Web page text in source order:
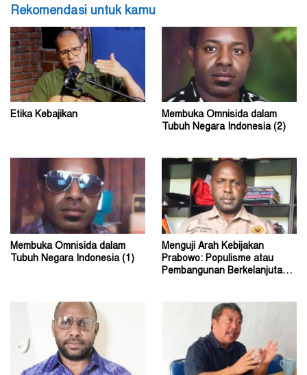
Rekomendasi untuk kamu
Etika Kebajikan
Membuka Omnisida dalam
Tubuh Negara Indonesia (2)
Membuka Omnisida dalam
Tubuh Negara Indonesia (1)
Menguji Arah Kebijakan
Prabowo: Populisme atau
Pembangunan Berkelanjutan?